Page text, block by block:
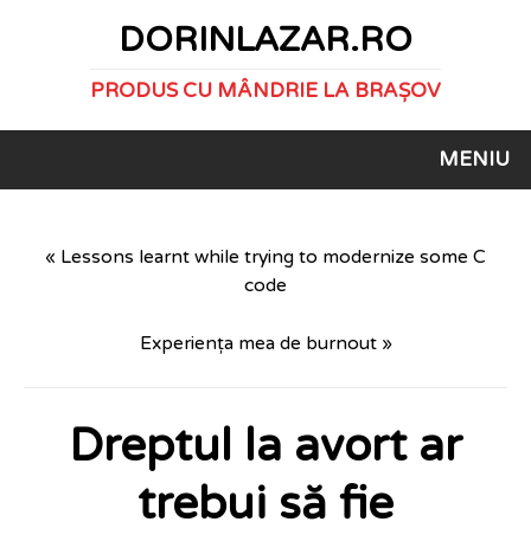
DORINLAZAR.RO
PRODUS CU MÂNDRIE LA BRAȘOV
MENIU
« Lessons learnt while trying to modernize some C
code
Experiența mea de burnout »
Dreptul la avort ar
trebui să fie